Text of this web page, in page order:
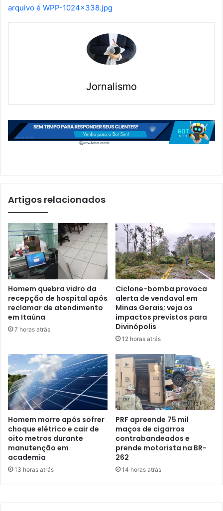
Jornalismo
Artigos relacionados
Homem quebra vidro da
recepção de hospital após
reclamar de atendimento
em Itaúna
7 horas atrás
Ciclone-bomba provoca
alerta de vendaval em
Minas Gerais; veja os
impactos previstos para
Divinópolis
12 horas atrás
Homem morre após sofrer
choque elétrico e cair de
oito metros durante
manutenção em
academia
13 horas atrás
PRF apreende 75 mil
maços de cigarros
contrabandeados e
prende motorista na BR-
262
14 horas atrás